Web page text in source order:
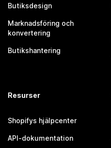
Butiksdesign
Marknadsföring och
konvertering
Butikshantering
Resurser
Shopifys hjälpcenter
API-dokumentation